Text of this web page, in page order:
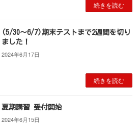
続きを読む
(5/30～6/7)期末テストまで2週間を切り
ました！
2024年6月17日
続きを読む
夏期講習 受付開始
2024年6月15日